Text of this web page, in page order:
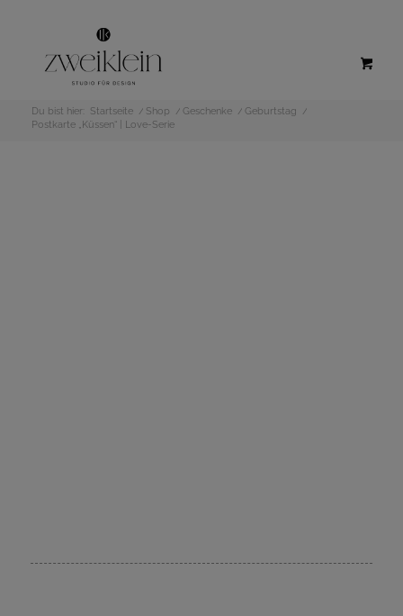
Du bist hier: Startseite / Shop / Geschenke / Geburtstag
/
Postkarte „Küssen“ | Love-Serie